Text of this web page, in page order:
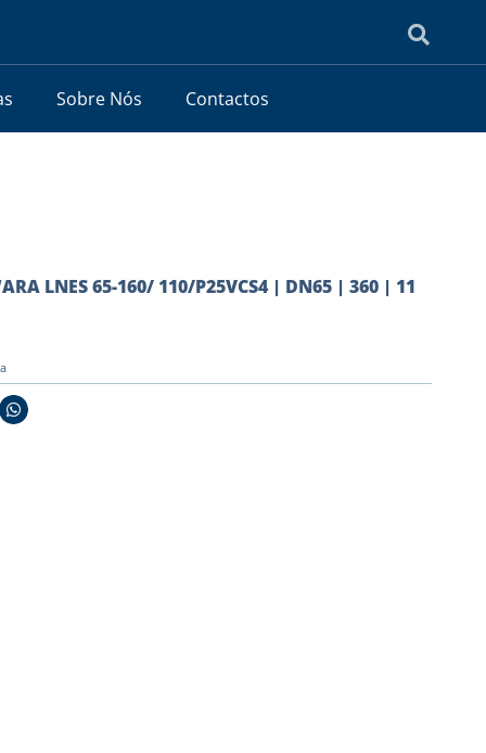
Sobre Nós Contactos
LNES 65-160/ 110/P25VCS4 | DN65 | 360 | 11